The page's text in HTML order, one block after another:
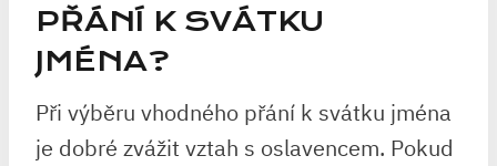
PŘÁNÍ K SVÁTKU
JMÉNA?
Při výběru vhodného přání k svátku jména
je dobré zvážit vztah s oslavencem. Pokud